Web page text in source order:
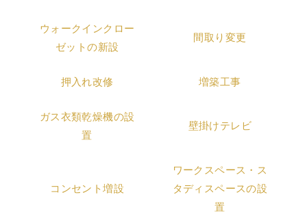
ウォークインクロー
ゼットの新設
間取り変更
押入れ改修 増築工事
ガス衣類乾燥機の設
置
壁掛けテレビ
コンセント増設
ワークスペース・ス
タディスペースの設
置